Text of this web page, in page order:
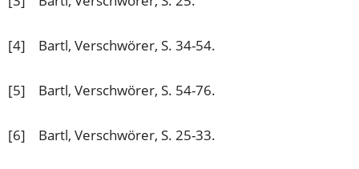
[4] Bartl, Verschwörer, S. 34-54.
[5] Bartl, Verschwörer, S. 54-76.
[6] Bartl, Verschwörer, S. 25-33.